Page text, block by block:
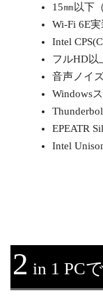
15㎜以下
Wi-Fi 6E実
Intel
フルHD以
音声ノイ
Windows
EPEATR
Intel
2 in 1 PC